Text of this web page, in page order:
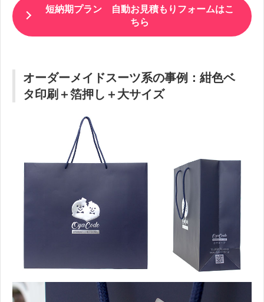
短納期プラン 自動お見積もりフォームはこ
ちら
オーダーメイドスーツ系の事例：紺色ベ
タ印刷＋箔押し＋大サイズ